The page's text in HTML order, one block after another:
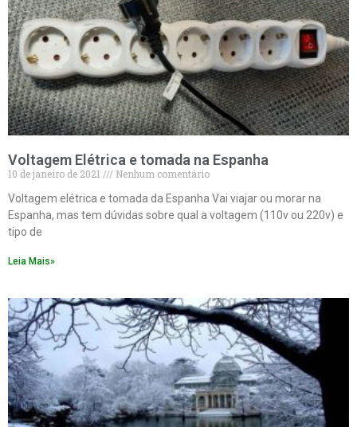
Voltagem Elétrica e tomada na Espanha
10 de janeiro de 2021
Nenhum comentário
Voltagem elétrica e tomada da Espanha Vai viajar ou morar na
Espanha, mas tem dúvidas sobre qual a voltagem (110v ou 220v) e
tipo de
Leia Mais»